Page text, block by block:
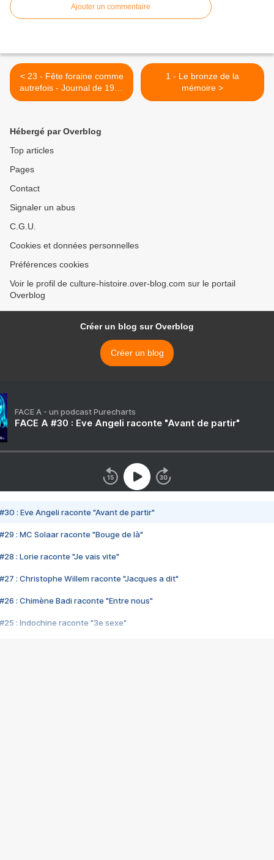
Ajouter un commentaire
< 23 - Fête foraine comme
autrefois - Journal de 1941
- 42 Saintes - St Pierre en
1 - Le bronze de la
mémoire >
Hébergé par Overblog
Top articles
Pages
Contact
Signaler un abus
C.G.U.
Cookies et données personnelles
Préférences cookies
Voir le profil de culture-histoire.over-blog.com sur le portail
Overblog
Créer un blog sur Overblog
Créer un blog
FACE A - un podcast Purecharts
FACE A #30 : Eve Angeli raconte "Avant de partir"
#30 : Eve Angeli raconte "Avant de partir"
#29 : MC Solaar raconte "Bouge de là"
#28 : Lorie raconte "Je vais vite"
#27 : Christophe Willem raconte "Jacques a dit"
#26 : Chimène Badi raconte "Entre nous"
#25 : Indochine raconte "3e sexe"